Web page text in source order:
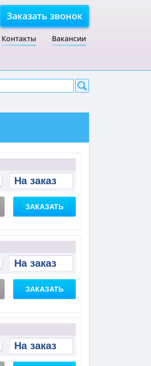
Заказать звонок
Контакты Вакансии
ЗАКАЗАТЬ
ЗАКАЗАТЬ